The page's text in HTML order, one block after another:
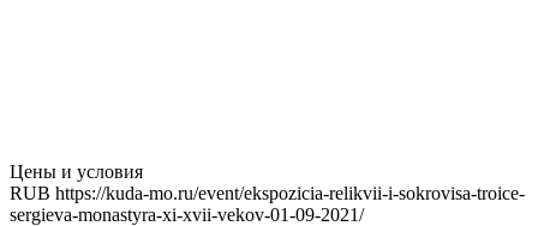
Цены и условия
RUB https://kuda-mo.ru/event/ekspozicia-relikvii-i-sokrovisa-troice-
sergieva-monastyra-xi-xvii-vekov-01-09-2021/